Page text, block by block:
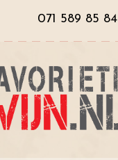
071 589 85 84